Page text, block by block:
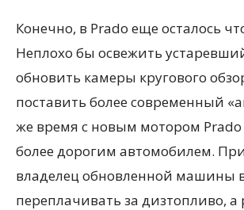
Конечно, в Prado еще осталось
Неплохо бы освежить
обновить камеры кругового
поставить более современный
же время с новым мотором
более дорогим автомобилем.
владелец обновленной машины
переплачивать за дизтопливо, а